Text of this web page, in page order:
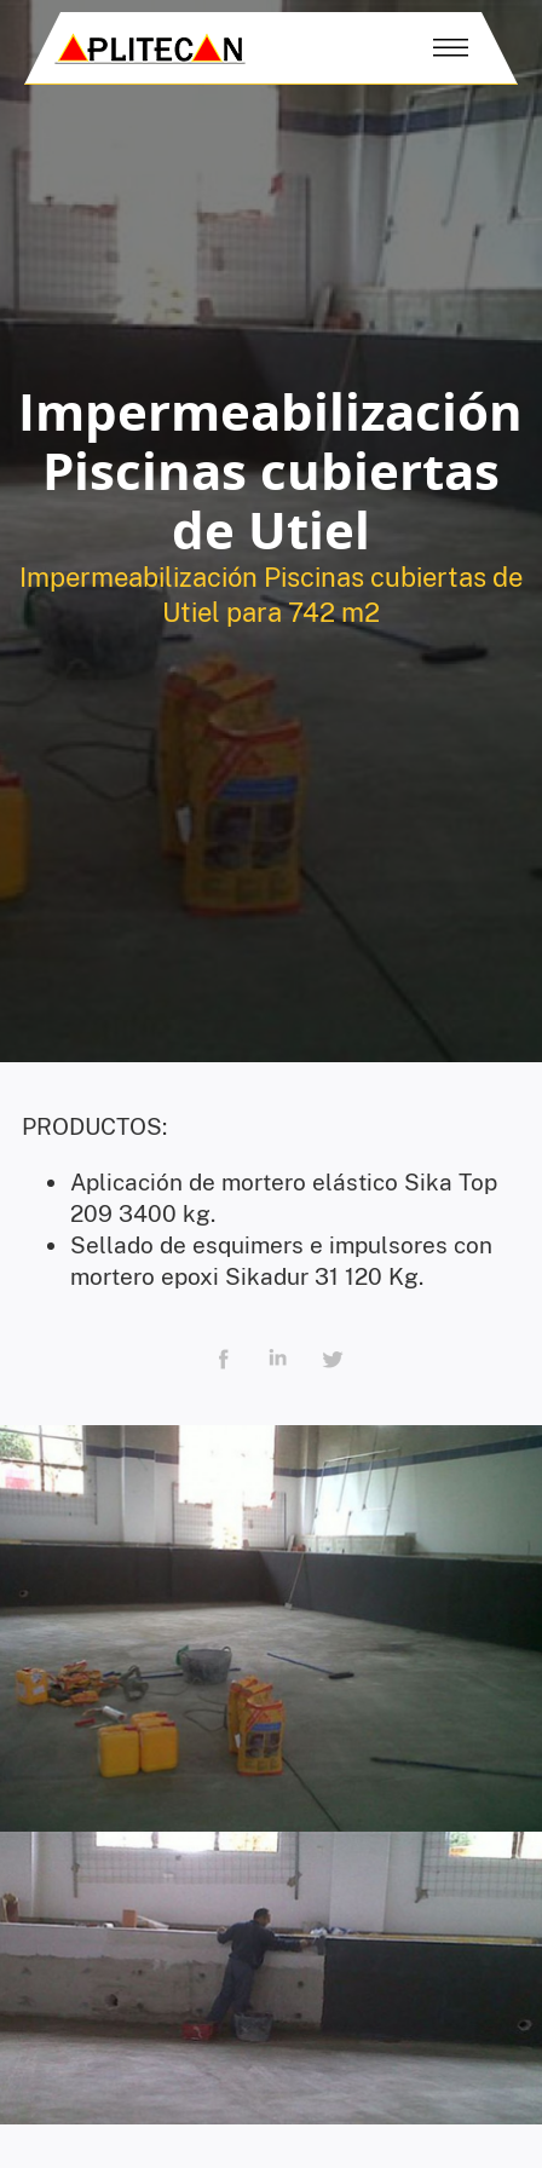
Impermeabilización
Piscinas cubiertas
de Utiel
Impermeabilización Piscinas cubiertas de
Utiel para 742 m2
PRODUCTOS:
Aplicación de mortero elástico Sika Top
209 3400 kg.
Sellado de esquimers e impulsores con
mortero epoxi Sikadur 31 120 Kg.